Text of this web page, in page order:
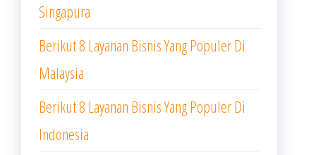
Singapura
Berikut 8 Layanan Bisnis Yang Populer Di
Malaysia
Berikut 8 Layanan Bisnis Yang Populer Di
Indonesia